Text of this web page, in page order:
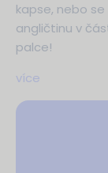
kapse, nebo
angličtinu v
palce!
více